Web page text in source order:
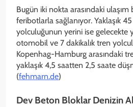
Bugün iki nokta arasındaki
feribotlarla sağlanıyor. Yaklaşık
yolculuğunun yerini ise gelecekte
otomobil ve 7 dakikalık tren
Kopenhag-Hamburg arasındaki
yaklaşık 4,5 saatten 2,5 saate
(fehmarn.de⁠)
Dev Beton Bloklar Denizin